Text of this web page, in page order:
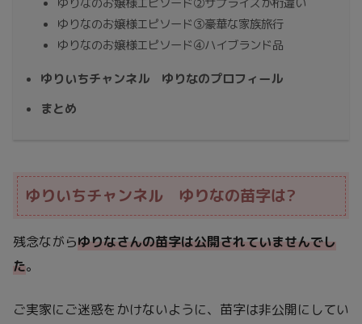
ゆりなのお嬢様エピソード③豪華な家族旅行
ゆりなのお嬢様エピソード④ハイブランド品
ゆりいちチャンネル ゆりなのプロフィール
まとめ
ゆりいちチャンネル ゆりなの苗字は?
残念ながらゆりなさんの苗字は公開されていませんでし
た。
ご実家にご迷惑をかけないように、苗字は非公開にしてい